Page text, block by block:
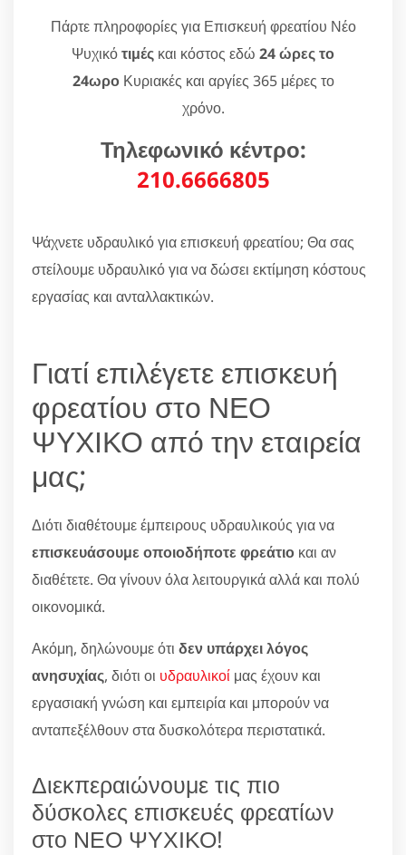
Πάρτε πληροφορίες για Επισκευή φρεατίου Νέο
Ψυχικότιμές και κόστος εδώ 24 ώρες το
24ωροΚυριακές και αργίες 365 μέρες το
χρόνο.
Τηλεφωνικό κέντρο:
210.6666805
Ψάχνετε υδραυλικό για επισκευή φρεατίου; Θα σας
στείλουμε υδραυλικό για να δώσει εκτίμηση κόστους
εργασίας και ανταλλακτικών.
Γιατί επιλέγετε επισκευή
φρεατίου στο ΝΕΟ
ΨΥΧΙΚΟ από την εταιρεία
μας;
Διότι διαθέτουμε έμπειρους υδραυλικούς για να
επισκευάσουμε οποιοδήποτε φρεάτιο και αν
διαθέτετε. Θα γίνουν όλα λειτουργικά αλλά και πολύ
οικονομικά.
Ακόμη, δηλώνουμε ότι δεν υπάρχει λόγος
ανησυχίας, διότι οι υδραυλικοί μας έχουν και
εργασιακή γνώση και εμπειρία και μπορούν να
ανταπεξέλθουν στα δυσκολότερα περιστατικά.
Διεκπεραιώνουμε τις πιο
δύσκολες επισκευές φρεατίων
στο ΝΕΟ ΨΥΧΙΚΟ!